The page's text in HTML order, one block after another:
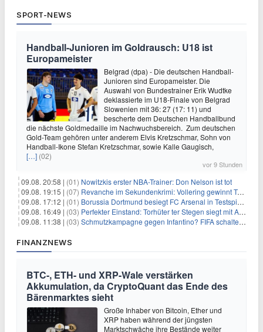
SPORT-NEWS
Handball-Junioren im Goldrausch: U18 ist
Europameister
Belgrad (dpa) - Die deutschen Handball-
Junioren sind Europameister. Die
Auswahl von Bundestrainer Erik Wudtke
deklassierte im U18-Finale von Belgrad
Slowenien mit 36: 27 (17: 11) und
bescherte dem Deutschen Handballbund
die nächste Goldmedaille im Nachwuchsbereich. Zum deutschen
Gold-Team gehören unter anderem Elvis Kretzschmar, Sohn von
Handball-Ikone Stefan Kretzschmar, sowie Kalle Gaugisch,
[…] (02)
vor 9 Stunden
09.08. 20:58 | (01) Nowitzkis erster NBA-Trainer: Don Nelson ist tot
09.08. 19:15 | (07) Revanche im Sekundenkrimi: Vollering gewinnt Tour
09.08. 17:12 | (01) Borussia Dortmund besiegt FC Arsenal in Testspiel mit 3:2
09.08. 16:49 | (03) Perfekter Einstand: Torhüter ter Stegen siegt mit Ajax
09.08. 11:38 | (03) Schmutzkampagne gegen Infantino? FIFA schaltet auf Angriff
FINANZNEWS
BTC-, ETH- und XRP-Wale verstärken
Akkumulation, da CryptoQuant das Ende des
Bärenmarktes sieht
Große Inhaber von Bitcoin, Ether und
XRP haben während der jüngsten
Marktschwäche ihre Bestände weiter